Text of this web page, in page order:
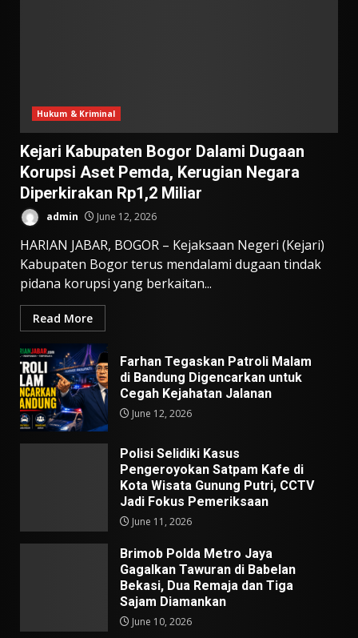
Hukum & Kriminal
Kejari Kabupaten Bogor Dalami Dugaan
Korupsi Aset Pemda, Kerugian Negara
Diperkirakan Rp1,2 Miliar
admin June 12, 2026
HARIAN JABAR, BOGOR – Kejaksaan Negeri (Kejari)
Kabupaten Bogor terus mendalami dugaan tindak
pidana korupsi yang berkaitan...
Read More
Farhan Tegaskan Patroli Malam
di Bandung Digencarkan untuk
Cegah Kejahatan Jalanan
June 12, 2026
Polisi Selidiki Kasus
Pengeroyokan Satpam Kafe di
Kota Wisata Gunung Putri, CCTV
Jadi Fokus Pemeriksaan
June 11, 2026
Brimob Polda Metro Jaya
Gagalkan Tawuran di Babelan
Bekasi, Dua Remaja dan Tiga
Sajam Diamankan
June 10, 2026